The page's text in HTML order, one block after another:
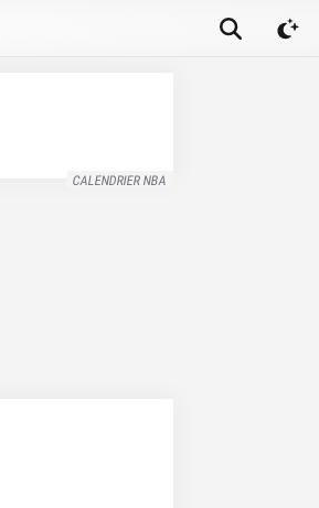
CALENDRIER NBA